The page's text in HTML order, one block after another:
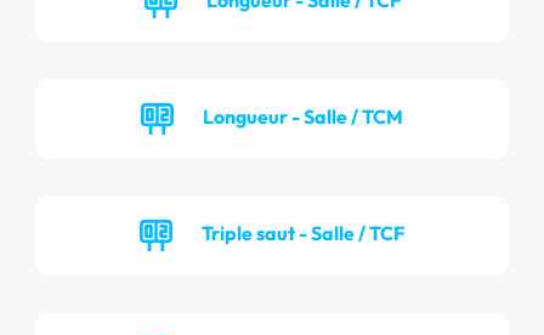
Longueur - Salle / TCM
Triple saut - Salle / TCF